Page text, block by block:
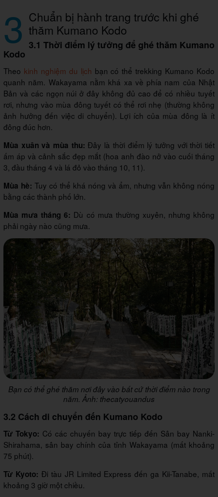
3 Chuẩn bị hành trang trước khi ghé
thăm Kumano Kodo
3.1 Thời điểm lý tưởng để ghé thăm Kumano
Kodo
Theo kinh nghiệm du lịch bạn có thể trekking Kumano Kodo
quanh năm. Wakayama nằm khá xa về phía nam của Nhật
Bản và các ngọn núi ở đây không đủ cao để có nhiều tuyết
rơi, nhưng vào mùa đông tuyết có thể rơi nhẹ (thường không
ảnh hưởng đến việc di chuyển). Lợi ích của mùa đông là ít
đông đúc hơn.
Mùa xuân và mùa thu:Đây là thời điểm lý tưởng với thời tiết
ấm áp và cảnh sắc đẹp mắt (hoa anh đào nở vào cuối tháng
3, đầu tháng 4 và lá đỏ vào tháng 10, 11).
Mùa hè: Tuy có thể khá nóng và ẩm, nhưng vẫn không nóng
bằng các thành phố lớn.
Mùa mưa tháng 6: Dù có mưa thường xuyên, nhưng không
phải ngày nào cũng mưa.
Bạn có thể ghé thăm nơi đây vào bất cứ thời điểm nào trong
năm. Ảnh: thecatyouandus
3.2 Cách di chuyển đến Kumano Kodo
Từ Tokyo: Có các chuyến bay trực tiếp đến Sân bay Nanki-
Shirahama, sân bay chính của tỉnh Wakayama (mất khoảng
75 phút).
Từ Kyoto: Đi tàu JR Limited Express đến ga Kii-Tanabe, mất
khoảng 3 giờ một chiều.